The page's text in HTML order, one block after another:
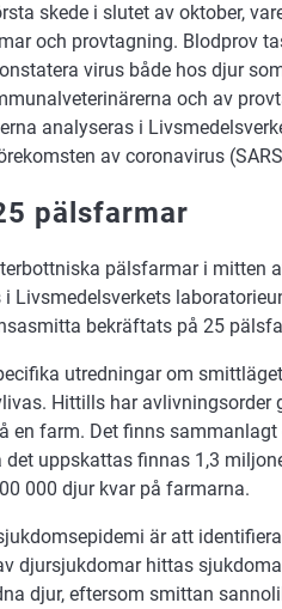
skede i slutet av oktober,
och provtagning. Blodprov
virus både hos djur
och av
analyseras i
av coronavirus
pälsfarmar
pälsfarmar i mitten
bekräftats på 25
utredningar om
Hittills har avlivningsorder
en farm. Det finns sammanlagt
uppskattas finnas 1,3
000 djur kvar på farmarna.
är att
djursjukdomar hittas
djur, eftersom smittan